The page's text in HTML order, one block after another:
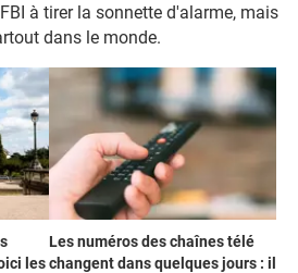
à tirer la sonnette d'alarme, mais
dans le monde.
les
Les numéros des chaînes télé
changent dans quelques jours : il